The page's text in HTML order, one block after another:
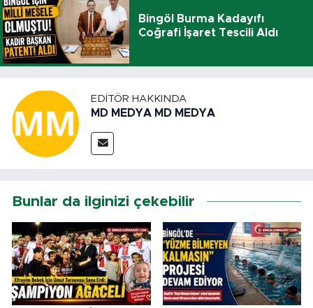
Bingöl Burma Kadayıfı
Coğrafi İşaret Tescili Aldı
EDITÖR HAKKINDA
MD MEDYA MD MEDYA
Bunlar da ilginizi çekebilir